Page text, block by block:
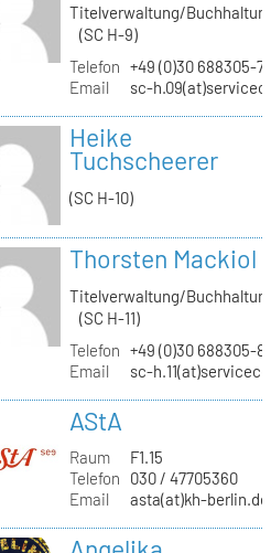
Titelverwaltung/
(SC H-9)
Telefon +49 (0)30 688305-
Email
sc-
Heike
Tuchscheerer
(SC H-10)
Thorsten Mackiol
Titelverwaltung/
(SC H-11)
Telefon +49 (0)30 688305-
Email
sc-
AStA
Raum
F1.15
Telefon
030 / 47705360
Email
asta(at)kh-berlin.de